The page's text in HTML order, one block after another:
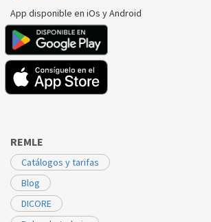
App disponible en iOs y Android
REMLE
Catálogos y tarifas
Blog
DICORE